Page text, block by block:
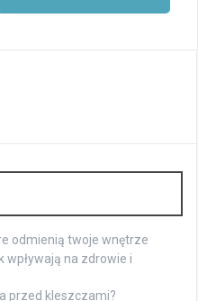
odmienią twoje wnętrze
wpływają na zdrowie i
przed kleszczami?